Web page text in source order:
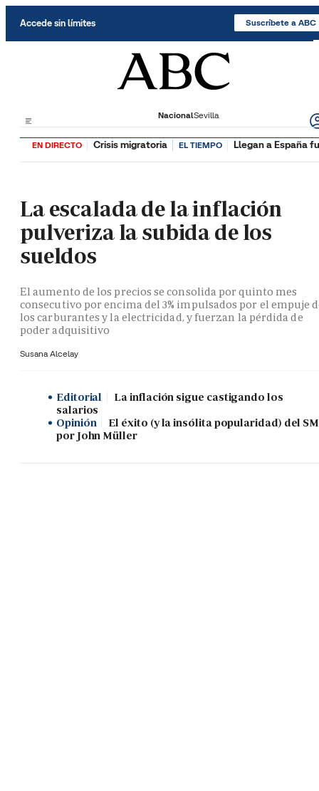
Accede sin límites Suscríbete a ABC
NacionalSevilla
EN DIRECTO Crisis migratoria EL TIEMPO Llegan a España
La escalada de la inflación
pulveriza la subida de los
sueldos
El aumento de los precios se consolida por quinto mes
consecutivo por encima del 3% impulsados por el empuje
los carburantes y la electricidad, y fuerzan la pérdida de
poder adquisitivo
Susana Alcelay
Editorial
La inflación sigue castigando los
salarios
Opinión
El éxito (y la insólita popularidad) del
por John Müller